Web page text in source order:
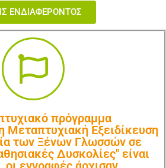
ΕΝΔΙΑΦΕΡΟΝΤΟΣ
πρόγραμμα
Μεταπτυχιακή Εξειδίκευση
των Ξένων Γλωσσών σε
Δυσκολίες" είναι